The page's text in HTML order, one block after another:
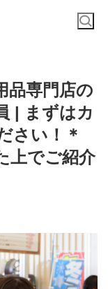
品専門店の
| まずはカ
さい！＊
上でご紹介